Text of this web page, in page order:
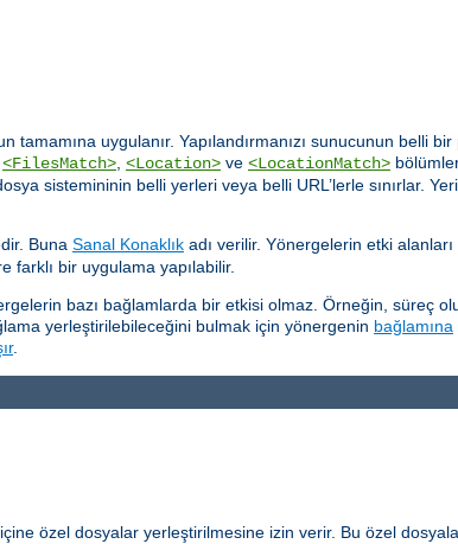
uygulanır. Yapılandırmanızı sunucunun belli
<FilesMatch> <Location> ve <LocationMatch>
sistemininin belli yerleri veya belli URL’lerle sınırlar.
Buna Sanal Konaklık adı verilir. Yönergelerin etki alanları
farklı bir uygulama yapılabilir.
bazı bağlamlarda bir etkisi olmaz. Örneğin, süreç
yerleştirilebileceğini bulmak için yönergenin bağlamına
.
özel dosyalar yerleştirilmesine izin verir. Bu özel